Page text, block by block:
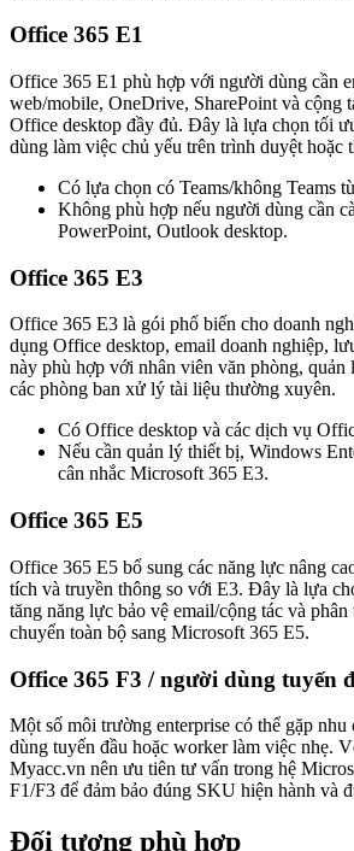
Office 365 E1
Office 365 E1 phù hợp với người dùng cần
web/mobile, OneDrive, SharePoint và cộng
Office desktop đầy đủ. Đây là lựa chọn tối
dùng làm việc chủ yếu trên trình duyệt hoặc
Có lựa chọn có Teams/không Teams
Không phù hợp nếu người dùng cần
PowerPoint, Outlook desktop.
Office 365 E3
Office 365 E3 là gói phổ biến cho doanh
dụng Office desktop, email doanh nghiệp,
này phù hợp với nhân viên văn phòng, quản
các phòng ban xử lý tài liệu thường xuyên.
Có Office desktop và các dịch vụ
Nếu cần quản lý thiết bị, Windows
cân nhắc Microsoft 365 E3.
Office 365 E5
Office 365 E5 bổ sung các năng lực nâng
tích và truyền thông so với E3. Đây là lựa
tăng năng lực bảo vệ email/cộng tác và
chuyển toàn bộ sang Microsoft 365 E5.
Office 365 F3 / người dùng tuyến
Một số môi trường enterprise có thể gặp nhu
dùng tuyến đầu hoặc worker làm việc nhẹ.
Myacc.vn nên ưu tiên tư vấn trong hệ
F1/F3 để đảm bảo đúng SKU hiện hành và
Đối tượng phù hợp